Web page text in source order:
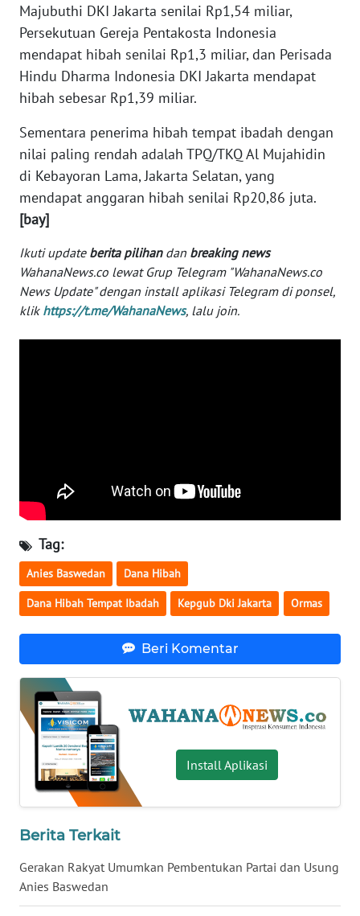
Majubuthi DKI Jakarta senilai Rp1,54 miliar,
Persekutuan Gereja Pentakosta Indonesia
mendapat hibah senilai Rp1,3 miliar, dan Perisada
Hindu Dharma Indonesia DKI Jakarta mendapat
hibah sebesar Rp1,39 miliar.
Sementara penerima hibah tempat ibadah dengan
nilai paling rendah adalah TPQ/TKQ Al Mujahidin
di Kebayoran Lama, Jakarta Selatan, yang
mendapat anggaran hibah senilai Rp20,86 juta.
[bay]
Ikuti update berita pilihandan breaking news
WahanaNews.co lewat Grup Telegram "WahanaNews.co
News Update" dengan install aplikasi Telegram di ponsel,
klik https://t.me/WahanaNews, lalu join.
Tag:
Anies Baswedan Dana Hibah
Dana Hibah Tempat Ibadah Kepgub Dki Jakarta Ormas
Beri Komentar
Install Aplikasi
Berita Terkait
Gerakan Rakyat Umumkan Pembentukan Partai dan Usung
Anies Baswedan
WN
WN
PAPUA
WN
RIAU
WN
WN
JAMBI
WN
WN
SULBAR
WN
BABEL
WN
WN
SUMSEL
WN
BENGKULU
LAMPUNG
WN
JATENG